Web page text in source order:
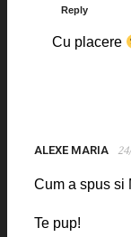
Reply
Cu placere
ALEXE MARIA
Cum a spus si
Te pup!